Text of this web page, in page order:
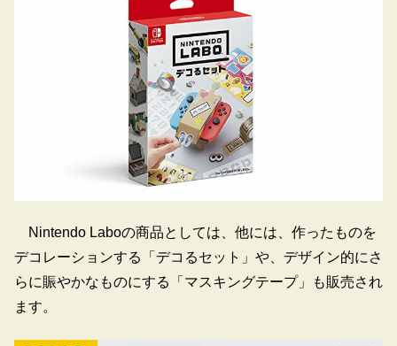
Nintendo Laboの商品としては、他には、作ったものを
デコレーションする「デコるセット」や、デザイン的にさ
らに賑やかなものにする「マスキングテープ」も販売され
ます。